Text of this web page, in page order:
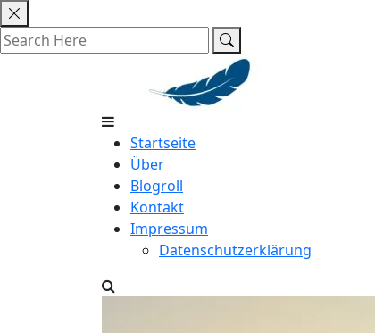
Skip
to
content
Startseite
Über
Blogroll
Kontakt
Impressum
Datenschutzerklärung